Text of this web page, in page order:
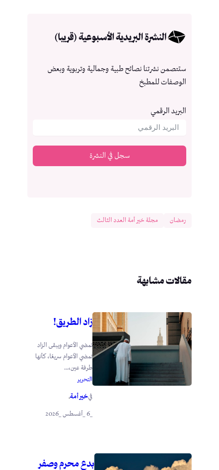
النشرة البريدية الأسبوعية (قريبا)
ستتصمن نشرتنا نصائح طبية وجمالية وتربوية وبعض
الوصفات للمطبخ
البريد الرقمي
سجل في النشرة
رمضان مجلة خير أمة العدد الثالث
مقالات مشابهة
زاد الطريق!
تمضي الأعوام ويبقى الزاد
تمضي الأعوام سريعًا، كأنها
طرفة عين،...
التحرير
فيخير أمة.
بدع محرم وصفر